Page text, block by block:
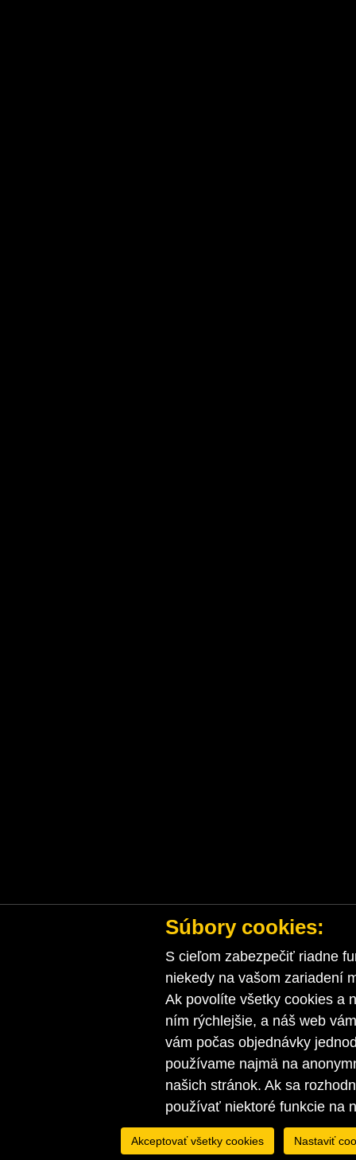
Súbory cookies:
S cieľom zabezpečiť riadne
niekedy na vašom zariadení
Ak povolíte všetky cookies a
ním rýchlejšie, a náš web
vám počas objednávky
používame najmä na
našich stránok. Ak sa
používať niektoré funkcie na
Akceptovať všetky cookies Nastaviť